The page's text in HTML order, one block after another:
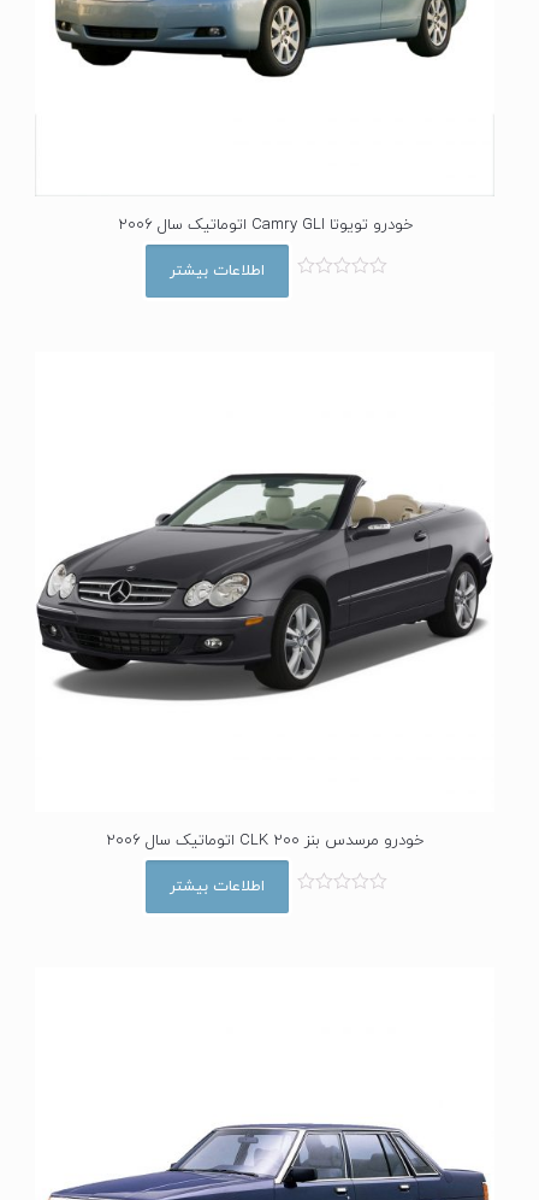
خودرو تویوتا Camry GLI اتوماتیک سال 2006
اطلاعات بیشتر
خودرو مرسدس بنز CLK 200 اتوماتیک سال 2006
اطلاعات بیشتر